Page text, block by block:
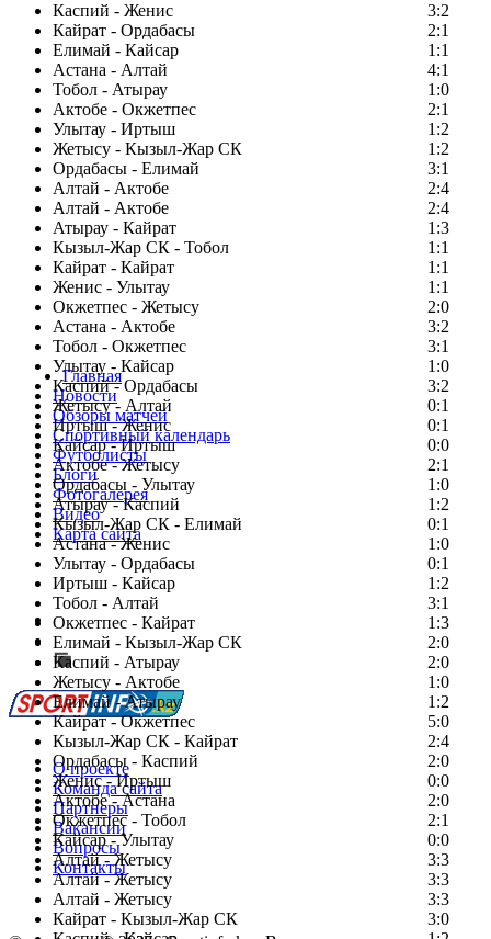
Каспий - Женис
3:2
Кайрат - Ордабасы
2:1
Елимай - Кайсар
1:1
Астана - Алтай
4:1
Тобол - Атырау
1:0
Актобе - Окжетпес
2:1
Улытау - Иртыш
1:2
Жетысу - Кызыл-Жар СК
1:2
Ордабасы - Елимай
3:1
Алтай - Актобе
2:4
Алтай - Актобе
2:4
Атырау - Кайрат
1:3
Кызыл-Жар СК - Тобол
1:1
Кайрат - Кайрат
1:1
Женис - Улытау
1:1
Окжетпес - Жетысу
2:0
Астана - Актобе
3:2
Тобол - Окжетпес
3:1
Улытау - Кайсар
1:0
Каспий - Ордабасы
3:2
Жетысу - Алтай
0:1
Иртыш - Женис
0:1
Кайсар - Иртыш
0:0
Актобе - Жетысу
2:1
Ордабасы - Улытау
1:0
Атырау - Каспий
1:2
Кызыл-Жар СК - Елимай
0:1
Астана - Женис
1:0
Улытау - Ордабасы
0:1
Иртыш - Кайсар
1:2
Тобол - Алтай
3:1
Окжетпес - Кайрат
1:3
Елимай - Кызыл-Жар СК
2:0
Каспий - Атырау
2:0
Жетысу - Актобе
1:0
Елимай - Атырау
1:2
Кайрат - Окжетпес
5:0
Кызыл-Жар СК - Кайрат
2:4
Ордабасы - Каспий
2:0
Женис - Иртыш
0:0
Актобе - Астана
2:0
Окжетпес - Тобол
2:1
Кайсар - Улытау
0:0
Алтай - Жетысу
3:3
Алтай - Жетысу
3:3
Алтай - Жетысу
3:3
Кайрат - Кызыл-Жар СК
3:0
Главная
Новости
Обзоры матчей
Спортивный календарь
Футболисты
Блоги
Фотогалерея
Видео
Карта сайта
Есть идея?
Сообщить о мероприятии
Перейти на старый сайт
О проекте
Команда сайта
Партнеры
Вакансии
Вопросы
Контакты